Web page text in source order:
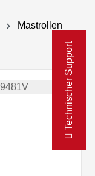
Technischer Support
Mastrollen